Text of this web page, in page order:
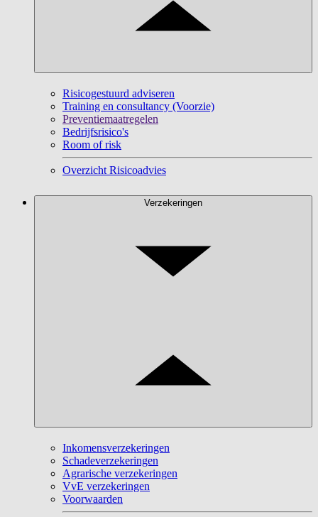
Risicogestuurd adviseren
Training en consultancy (Voorzie)
Preventiemaatregelen
Bedrijfsrisico's
Room of risk
Overzicht Risicoadvies
Verzekeringen
Inkomensverzekeringen
Schadeverzekeringen
Agrarische verzekeringen
VvE verzekeringen
Voorwaarden